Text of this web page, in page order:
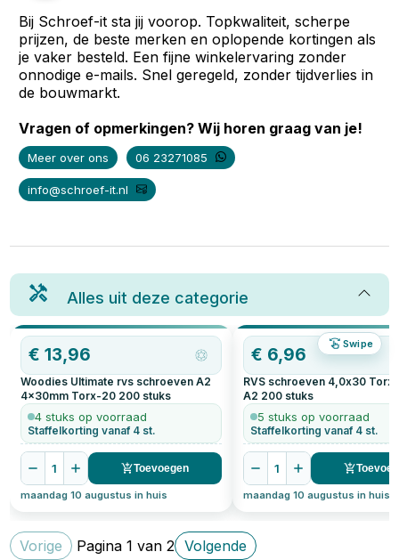
Bij Schroef-it sta jij voorop. Topkwaliteit, scherpe
prijzen, de beste merken en oplopende kortingen als
je vaker besteld. Een fijne winkelervaring zonder
onnodige e-mails. Snel geregeld, zonder tijdverlies in
de bouwmarkt.
Vragen of opmerkingen? Wij horen graag van je!
Meer over ons 06 23271085
info@schroef-it.nl
Alles uit deze categorie
Swipe
€13,96
Woodies Ultimate rvs schroeven A2
4x30mm Torx-20 200 stuks
4 stuks op voorraad
Staffelkorting vanaf 4 st.
1 Toevoegen
maandag 10 augustus in huis
€ 6,96
RVS schroeven 4,0x30
A2 200 stuks
5 stuks op voorraad
Staffelkorting vanaf 4 st.
1
maandag 10 augustus in huis
Vorige Pagina1 van2 Volgende